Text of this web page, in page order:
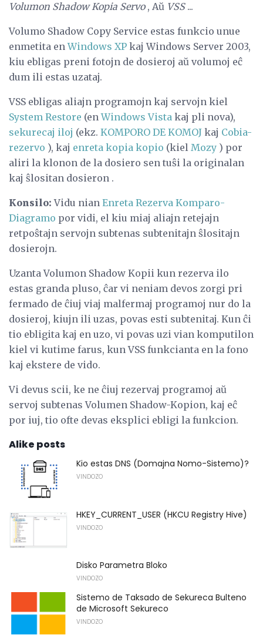
Volumon Shadow Kopia Servo, Aŭ VSS...
Volumo Shadow Copy Service estas funkcio unue
enmetita enWindows XP kaj Windows Server 2003,
kiu ebligas preni fotojn de dosieroj aŭ volumoj eĉ
dum ili estas uzataj.
VSS ebligas aliajn programojn kaj servojn kiel
System Restore (enWindows Vista kaj pli nova),
sekurecaj iloj (ekz. KOMPORO DE KOMOJ kaj Cobia-
rezervo ), kaj enreta kopia kopio (kiel Mozy ) por
aliri la klonon de la dosiero sen tuŝi la originalan
kaj ŝlositan dosieron .
Konsilo: Vidu nian Enreta Rezerva Komparo-
Diagramo por vidi, el kiu miaj aliajn retejajn
retpoŝtajn servojn subtenas subtenitajn ŝlositajn
dosierojn.
Uzanta Volumon Shadow Kopii kun rezerva ilo
estas granda pluso, ĉar vi neniam devos zorgi pri
fermado de ĉiuj viaj malfermaj programoj nur do la
dosieroj, kiujn ili uzas, povas esti subtenitaj. Kun ĉi
tio ebligita kaj en uzo, vi povas uzi vian komputilon
kiel vi kutime farus, kun VSS funkcianta en la fono
kaj ekstere de vido.
Vi devus scii, ke ne ĉiuj rezervaj programoj aŭ
servoj subtenas Volumen Shadow-Kopion, kaj eĉ
por iuj, tio ofte devas eksplici ebligi la funkcion.
Alike posts
Kio estas DNS (Domajna Nomo-Sistemo)?
VINDOZO
HKEY_CURRENT_USER (HKCU Registry Hive)
VINDOZO
Disko Parametra Bloko
VINDOZO
Sistemo de Taksado de Sekureca Bulteno
de Microsoft Sekureco
VINDOZO